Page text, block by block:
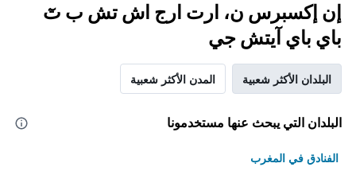
إن إكسبرس ن، ارت ارج اش تش ب تٓ
باي باي آيتش جي
البلدان الأكثر شعبية المدن الأكثر شعبية
البلدان التي يبحث عنها مستخدمونا
الفنادق في المغرب